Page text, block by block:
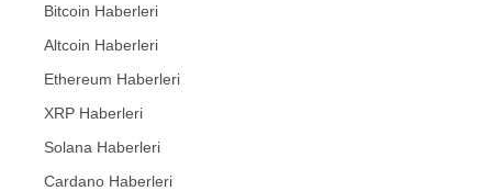
Bitcoin Haberleri
Altcoin Haberleri
Ethereum Haberleri
XRP Haberleri
Solana Haberleri
Cardano Haberleri